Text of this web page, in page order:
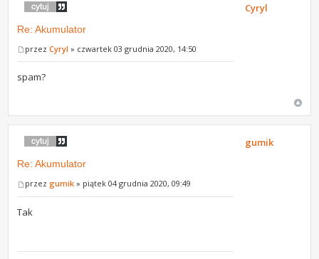
Re: Akumulator
przezCyryl » czwartek 03 grudnia 2020, 14:50
spam?
Cyryl
Re: Akumulator
przezgumik » piątek 04 grudnia 2020, 09:49
Tak
gumik